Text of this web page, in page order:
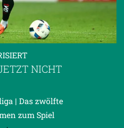
NICHT
| Das zwölfte
zum Spiel